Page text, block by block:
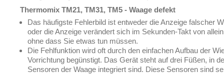
Thermomix TM21, TM31, TM5 - Waage defekt
Das häufigste Fehlerbild ist entweder die Anzeige falscher
oder die Anzeige verändert sich im Sekunden-Takt von
ohne dass Sie etwas tun müssen.
Die Fehlfunktion wird oft durch den einfachen Aufbau der
Vorrichtung begünstigt. Das Gerät steht auf drei Füßen, in
Sensoren der Waage integriert sind. Diese Sensoren sind